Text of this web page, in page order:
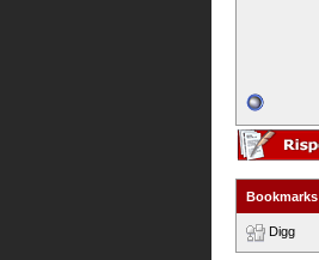
Bookmarks
Digg